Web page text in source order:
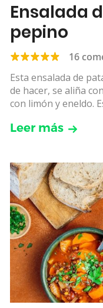
Ensalada
pepino
16
Esta ensalada de
de hacer, se aliña
con limón y eneldo.
Leer más